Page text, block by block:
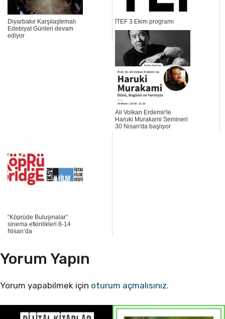
Diyarbakır Karşılaştırmalı
Edebiyat Günleri devam
ediyor
İTEF 3 Ekim programı
Ali Volkan Erdemir'le
Haruki Murakami Semineri
30 Nisan'da başlıyor
“Köprüde Buluşmalar”
sinema etkinlikleri 8-14
Nisan’da
Yorum Yapın
Yorum yapabilmek için oturum açmalısınız.